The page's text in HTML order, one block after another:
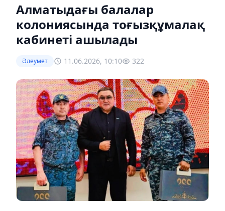
Алматыдағы балалар
колониясында тоғызқұмалақ
кабинеті ашылады
Әлеумет 11.06.2026, 10:10 322